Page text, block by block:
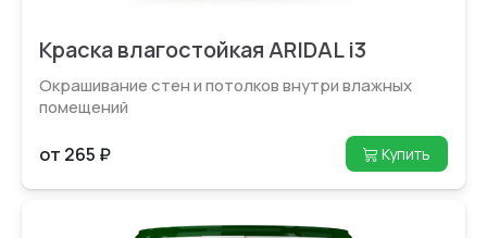
Краска влагостойкая ARIDAL i3
Окрашивание стен и потолков внутри влажных
помещений
от 265 ₽ Купить